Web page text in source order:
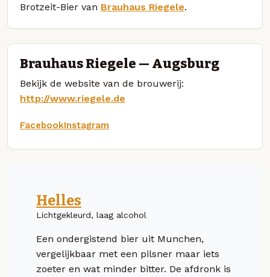
Brotzeit-Bier van Brauhaus Riegele.
Brauhaus Riegele — Augsburg
Bekijk de website van de brouwerij:
http://www.riegele.de
FacebookInstagram
Helles
Lichtgekleurd, laag alcohol
Een ondergistend bier uit Munchen,
vergelijkbaar met een pilsner maar iets
zoeter en wat minder bitter. De afdronk is